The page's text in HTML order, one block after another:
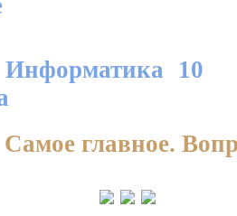
Информатика 10
Самое главное.